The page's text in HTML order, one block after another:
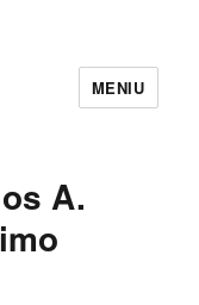
MENIU
A.